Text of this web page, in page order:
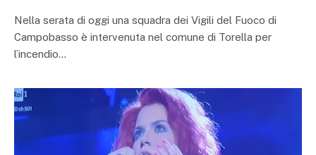
Nella serata di oggi una squadra dei Vigili del Fuoco di
Campobasso è intervenuta nel comune di Torella per
l’incendio…